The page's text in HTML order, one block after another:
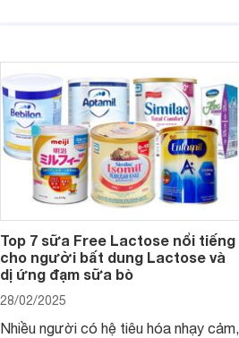
Top 7 sữa Free Lactose nổi tiếng
cho người bất dung Lactose và
dị ứng đạm sữa bò
28/02/2025
Nhiều người có hệ tiêu hóa nhạy cảm,